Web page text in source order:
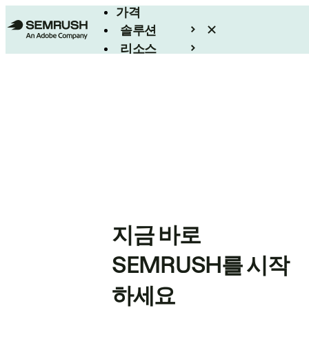
가격
솔루션
리소스
지금 바로
SEMRUSH를 시작
하세요